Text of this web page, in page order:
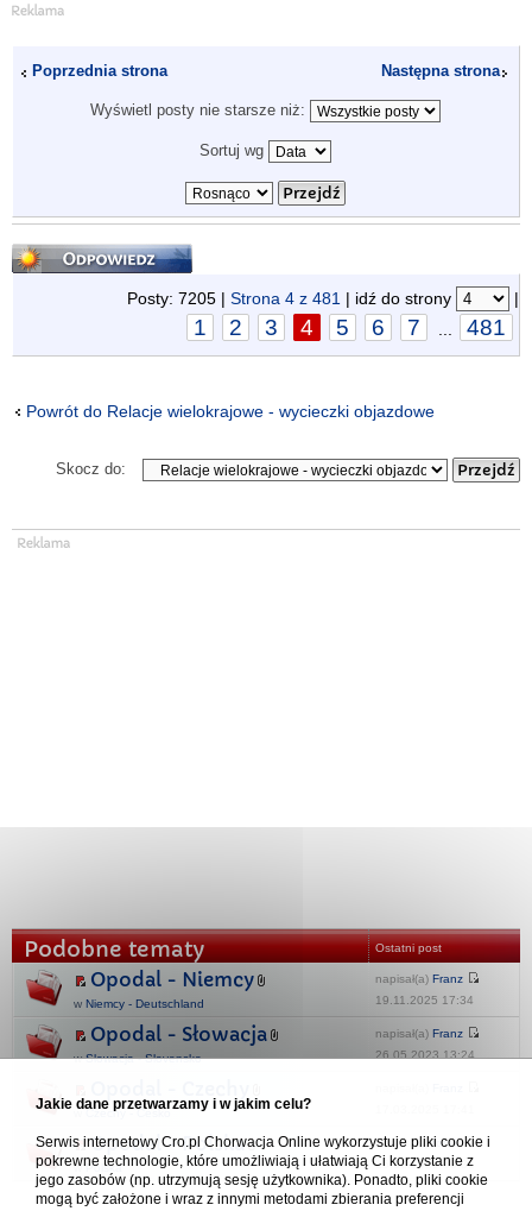
Poprzednia strona Następna strona
Wyświetl posty nie starsze niż:
Sortuj wg
Odpowiedz
Posty: 7205 | Strona 4 z 481 | idź do strony |
1 2 3 4 5 6 7 ... 481
Powrót do Relacje wielokrajowe - wycieczki objazdowe
Skocz do:
Podobne tematy Ostatni post
Opodal - Niemcy
w Niemcy - Deutschland
napisał(a) Franz
19.11.2025 17:34
Opodal - Słowacja
wSłowacja - Slovensko
napisał(a) Franz
26.05.2023 13:24
Czechy - Česko
Opodal - Polska
wPolska
napisał(a)fofak
15.12.2025 08:31
Jakie dane przetwarzamy i w jakim celu?
Serwis internetowy Cro.pl Chorwacja Online wykorzystuje pliki cookie i
pokrewne technologie, które umożliwiają i ułatwiają Ci korzystanie z
jego zasobów (np. utrzymują sesję użytkownika). Ponadto, pliki cookie
mogą być założone i wraz z innymi metodami zbierania preferencji